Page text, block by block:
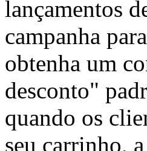
lançamentos
campanha
obtenha um
desconto"
quando os
seu carrinho,